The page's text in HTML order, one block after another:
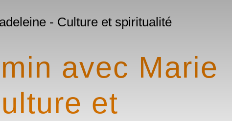
- Culture et spiritualité
avec Marie
et